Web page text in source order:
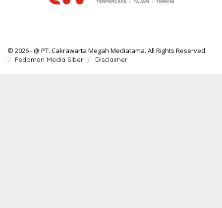
© 2026 - @ PT. Cakrawarta Megah Mediatama. All Rights Reserved.
Pedoman Media Siber Disclaimer